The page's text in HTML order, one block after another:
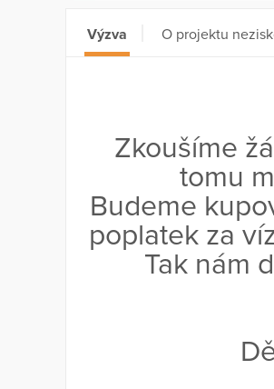
Výzva O projektu
Zkoušíme
tomu
Budeme
poplatek za
Tak nám